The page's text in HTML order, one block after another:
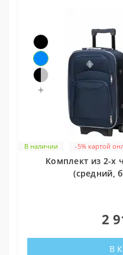
В наличии
+
-5% картой
Комплект из 2-х
(средний,
2
В